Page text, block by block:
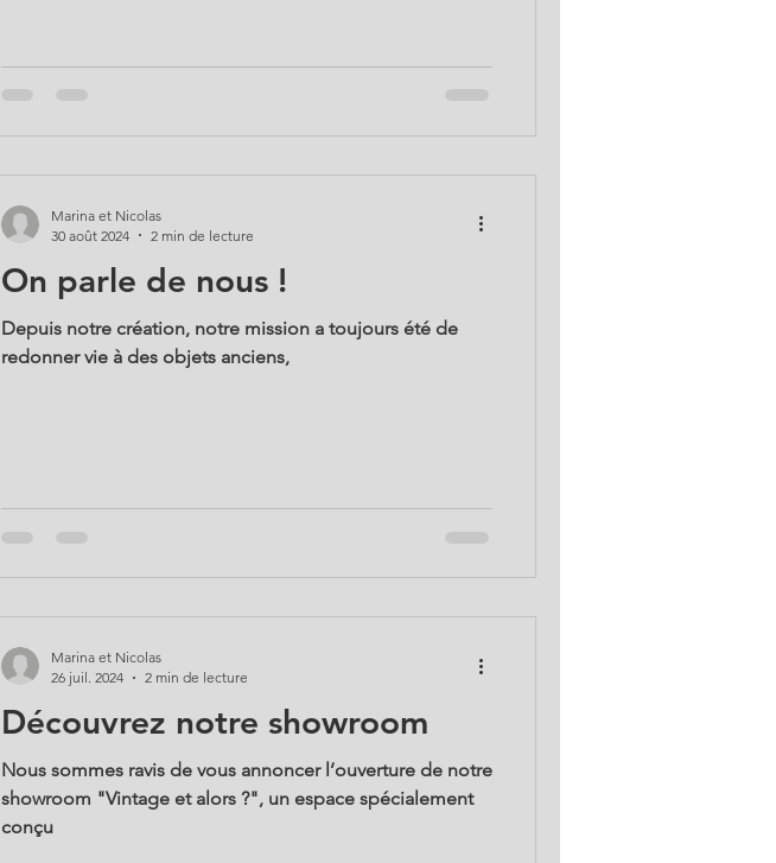
On parle de nous !
Depuis notre création, notre mission a toujours été de
redonner vie à des objets anciens,
Marina et Nicolas
30 août 2024
2 min de lecture
Découvrez notre showroom
Nous sommes ravis de vous annoncer l’ouverture de notre
showroom "Vintage et alors ?", un espace spécialement
conçu
Marina et Nicolas
26 juil. 2024
2 min de lecture